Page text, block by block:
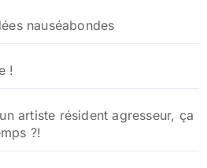
nauséabondes
!
artiste résident agresseur, ça
?!